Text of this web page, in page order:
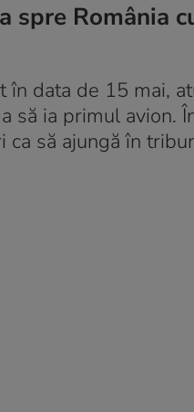
spre România
data de 15 mai,
să ia primul avion.
să ajungă în